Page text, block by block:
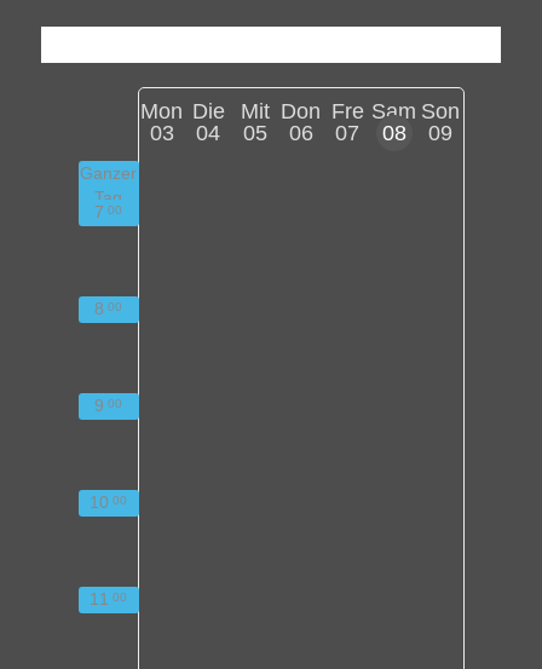
Mon
03
Die
04
Mit
05
Don
06
Fre
07
Sam
08
Son
09
Ganzer
Tag
7 00
8 00
9 00
10 00
11 00